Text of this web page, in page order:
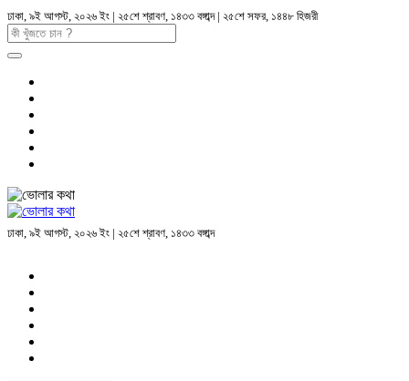
ঢাকা, ৯ই আগস্ট, ২০২৬ ইং | ২৫শে শ্রাবণ, ১৪৩৩ বঙ্গাব্দ | ২৫শে সফর, ১৪৪৮ হিজরী
ঢাকা, ৯ই আগস্ট, ২০২৬ ইং | ২৫শে শ্রাবণ, ১৪৩৩ বঙ্গাব্দ